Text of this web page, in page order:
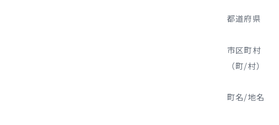
都道府県
市区町村
（町/村）
町名/地名